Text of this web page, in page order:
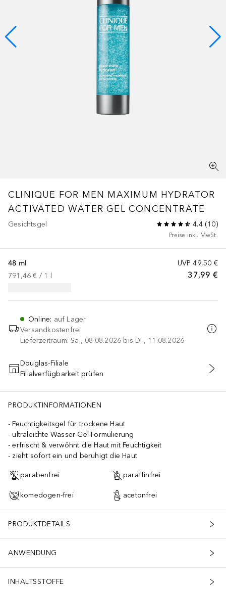
CLINIQUE FOR MEN MAXIMUM HYDRATOR
ACTIVATED WATER GEL CONCENTRATE
Gesichtsgel 4.4(10)
Preise inkl. MwSt.
UVP 49,50 €
37,99 €
48 ml
791,46 € / 1
Online: auf Lager
Versandkostenfrei
Lieferzeitraum: Sa., 08.08.2026 bis Di., 11.08.2026
IN DEN WARENKORB
Douglas-Filiale
Filialverfügbarkeit prüfen
PRODUKTINFORMATIONEN
Feuchtigkeitsgel für trockene Haut
ultraleichte Wasser-Gel-Formulierung
erfrischt & verwöhnt die Haut mit Feuchtigkeit
zieht sofort ein und beruhigt die Haut
parabenfrei paraffinfrei
komedogen-frei acetonfrei
PRODUKTDETAILS
ANWENDUNG
INHALTSSTOFFE